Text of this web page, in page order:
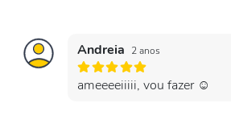
Andreia 2 anos
ameeeeiiiii, vou fazer ☺️